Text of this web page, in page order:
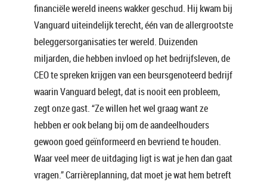
financiële wereld ineens wakker geschud. Hij kwam bij
Vanguard uiteindelijk terecht, één van de allergrootste
beleggersorganisaties ter wereld. Duizenden
miljarden, die hebben invloed op het bedrijfsleven, de
CEO te spreken krijgen van een beursgenoteerd bedrijf
waarin Vanguard belegt, dat is nooit een probleem,
zegt onze gast. “Ze willen het wel graag want ze
hebben er ook belang bij om de aandeelhouders
gewoon goed geïnformeerd en bevriend te houden.
Waar veel meer de uitdaging ligt is wat je hen dan gaat
vragen.” Carrièreplanning, dat moet je wat hem betreft